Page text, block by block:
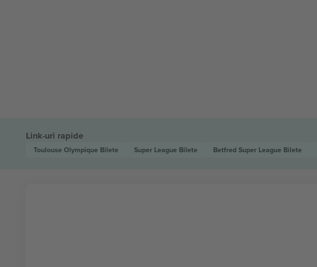
Link-uri rapide
Toulouse Olympique Bilete Super League Bilete Betfred Super League Bilete